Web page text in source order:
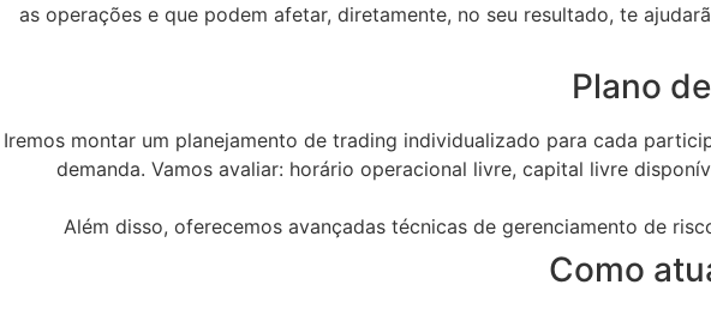
as operações e que podem afetar, diretamente, no seu resultado, te
Plano
Iremos montar um planejamento de trading individualizado para cada
demanda. Vamos avaliar: horário operacional livre, capital livre
Além disso, oferecemos avançadas técnicas de gerenciamento de
Como